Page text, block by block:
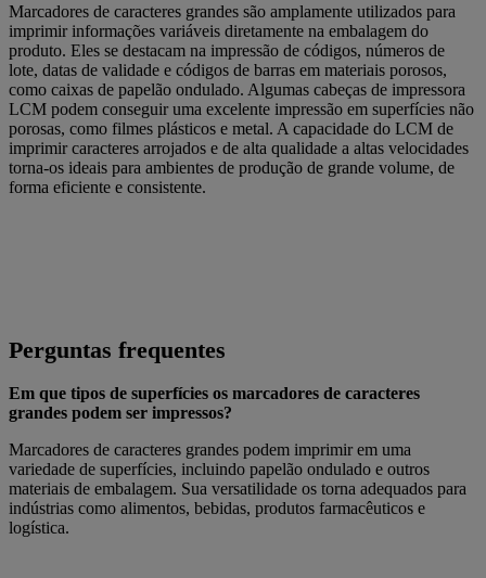
Marcadores de caracteres grandes são amplamente utilizados para
imprimir informações variáveis diretamente na embalagem do
produto. Eles se destacam na impressão de códigos, números de
lote, datas de validade e códigos de barras em materiais porosos,
como caixas de papelão ondulado. Algumas cabeças de impressora
LCM podem conseguir uma excelente impressão em superfícies não
porosas, como filmes plásticos e metal. A capacidade do LCM de
imprimir caracteres arrojados e de alta qualidade a altas velocidades
torna-os ideais para ambientes de produção de grande volume, de
forma eficiente e consistente.
Perguntas frequentes
Em que tipos de superfícies os marcadores de caracteres
grandes podem ser impressos?
Marcadores de caracteres grandes podem imprimir em uma
variedade de superfícies, incluindo papelão ondulado e outros
materiais de embalagem. Sua versatilidade os torna adequados para
indústrias como alimentos, bebidas, produtos farmacêuticos e
logística.